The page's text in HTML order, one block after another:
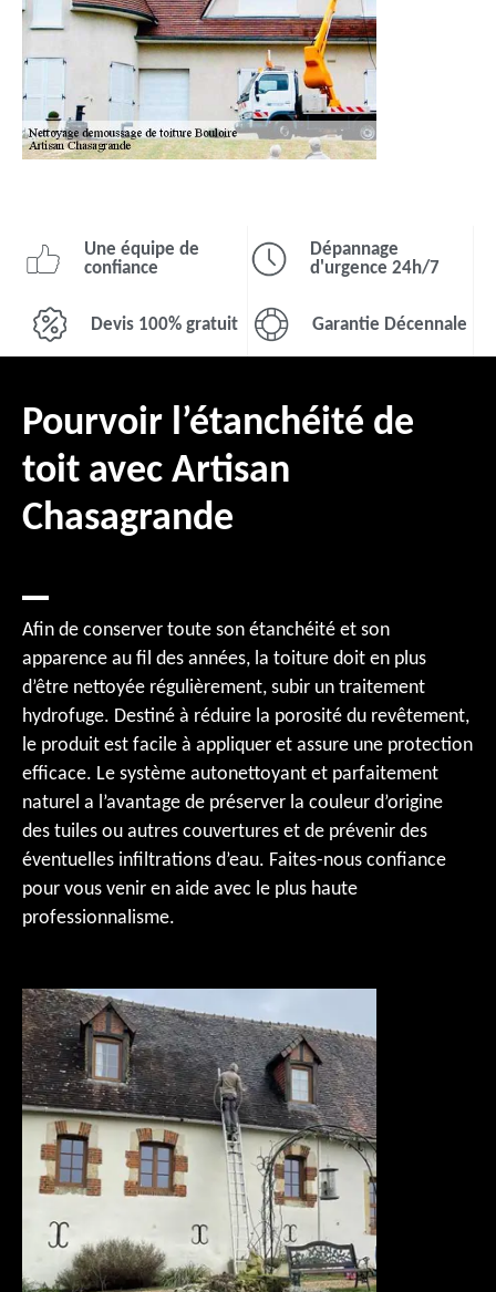
Une équipe de
confiance
Dépannage
d'urgence 24h/7
Devis 100% gratuit Garantie Décennale
Pourvoir l’étanchéité de
toit avec Artisan
Chasagrande
Afin de conserver toute son étanchéité et son
apparence au fil des années, la toiture doit en plus
d’être nettoyée régulièrement, subir un traitement
hydrofuge. Destiné à réduire la porosité du revêtement,
le produit est facile à appliquer et assure une protection
efficace. Le système autonettoyant et parfaitement
naturel a l’avantage de préserver la couleur d’origine
des tuiles ou autres couvertures et de prévenir des
éventuelles infiltrations d’eau. Faites-nous confiance
pour vous venir en aide avec le plus haute
professionnalisme.